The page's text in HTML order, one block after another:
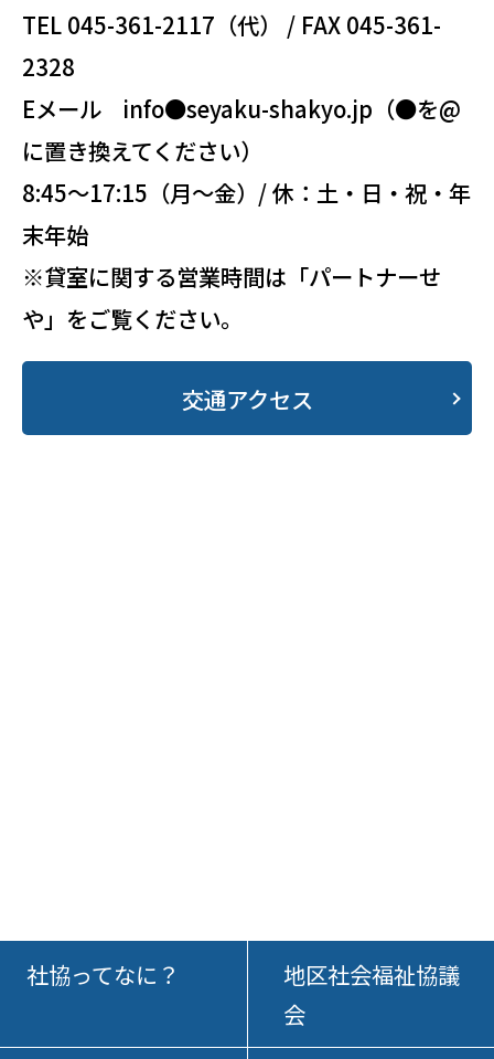
TEL 045-361-2117（代） / FAX 045-361-
2328
Eメール info●seyaku-shakyo.jp（●を@
に置き換えてください）
8:45～17:15（月～金）/ 休：土・日・祝・年
末年始
※貸室に関する営業時間は「パートナーせ
や」をご覧ください。
交通アクセス
社協ってなに？
地区社会福祉協議
会